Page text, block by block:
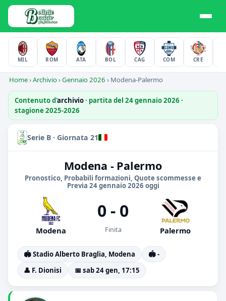
MIL ROM ATA BOL CAG COM CRE
Home›Archivio›Gennaio 2026 › Modena-Palermo
Contenuto d'archivio· partita del 24 gennaio 2026 ·
stagione 2025-2026
Serie B · Giornata 21
Modena - Palermo
Pronostico, Probabili formazioni, Quote scommesse e
Previa 24 gennaio 2026 oggi
Modena
0 - 0
Finita Palermo
🏟️ Stadio Alberto Braglia, Modena
🏟️ -
👤 F. Dionisi
📅 sab 24 gen, 17:15